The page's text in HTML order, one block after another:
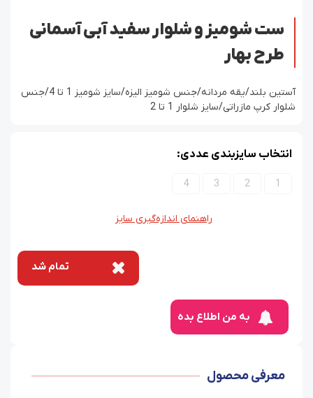
ست شومیز و شلوار سفید آبی آسمانی
طرح بهار
آستین بلند/یقه مردانه/جنس شومیز الیزه/سایز شومیز 1 تا 4/جنس
شلوار کرپ مازراتی/سایز شلوار 1 تا 2
انتخاب سایزبندی عددی:
1
2
3
4
راهنمای اندازه‌گیری سایز
تمام شد
به من اطلاع بده
معرفی محصول